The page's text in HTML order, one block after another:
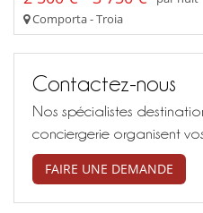
Comporta - Troia
Contactez-nous
Nos spécialistes
conciergerie organisent
FAIRE UNE DEMANDE